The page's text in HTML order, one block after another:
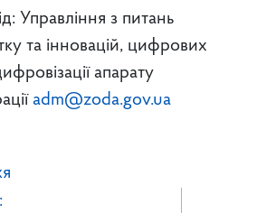
Управління з питань
та інновацій, цифрових
апарату
adm@zoda.gov.ua